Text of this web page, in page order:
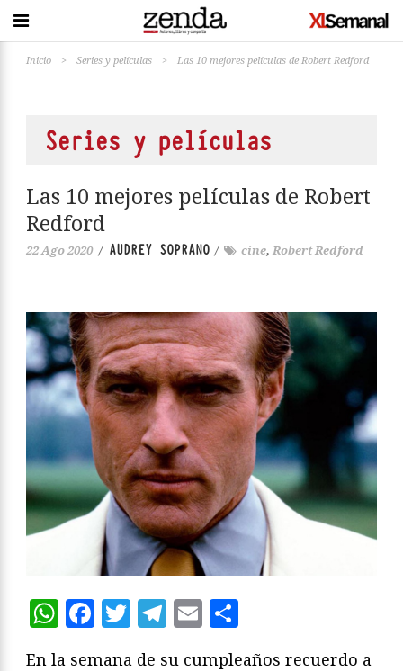
Inicio > Series y películas > Las 10 mejores películas de Robert Redford
Series y películas
Las 10 mejores películas de Robert
Redford
22 Ago 2020 / AUDREY SOPRANO / cine, Robert Redford
WhatsApp
Facebook
Twitter
Telegram
Email
En la semana de su cumpleaños recuerdo a